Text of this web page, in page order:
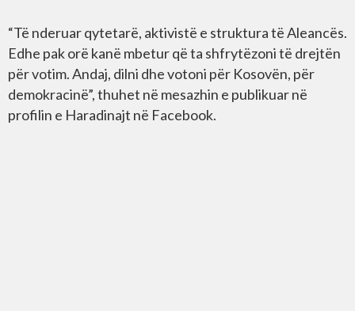
“Të nderuar qytetarë, aktivistë e struktura të Aleancës.
Edhe pak orë kanë mbetur që ta shfrytëzoni të drejtën
për votim. Andaj, dilni dhe votoni për Kosovën, për
demokracinë”, thuhet në mesazhin e publikuar në
profilin e Haradinajt në Facebook.